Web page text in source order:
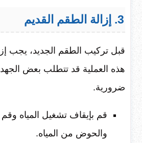
3. إزالة الطقم القديم
قبل تركيب الطقم الجديد، يجب
هذه العملية قد تتطلب بعض
ضرورية.
قم بإيقاف تشغيل المياه
والحوض من المياه.